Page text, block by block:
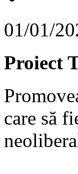
01/01/
Proiect
care să